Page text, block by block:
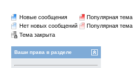
Новые сообщения
Популярная
Нет новых сообщений
Популярная
Тема закрыта
Ваши права в разделе